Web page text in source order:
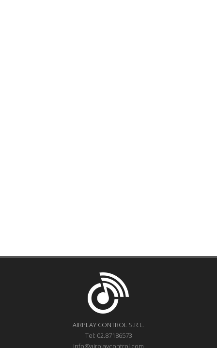
AIRPLAY CONTROL S.R.L.
Tel: 02.87186573
info@airplaycontrol.com